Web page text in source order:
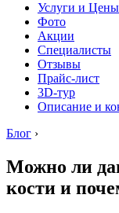
Услуги и Цены
Фото
Акции
Специалисты
Отзывы
Прайс-лист
3D-тур
Описание и
Блог ›
Можно ли
кости и